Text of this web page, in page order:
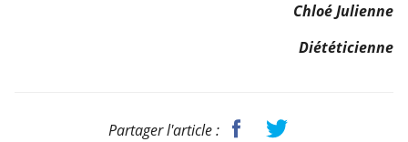
Chloé Julienne
Diététicienne
Partager l'article :